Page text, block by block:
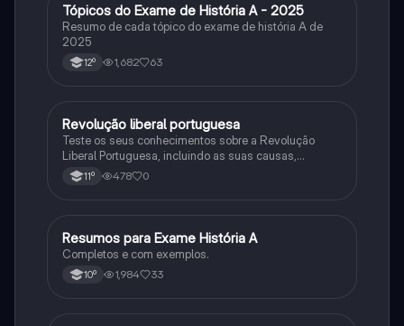
História
Tópicos do Exame de História A - 2025
Resumo de cada tópico do exame de história A de
2025
12º 1,682 63
História
Revolução liberal portuguesa
Teste os seus conhecimentos sobre a Revolução
Liberal Portuguesa, incluindo as suas causas,
desenvolvimento e consequências.
11º 478 0
História
Resumos para Exame História A
Completos e com exemplos.
10º 1,984 33